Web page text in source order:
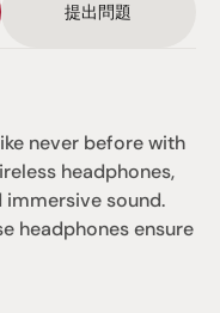
提出問題
never before with
headphones,
sound.
headphones ensure